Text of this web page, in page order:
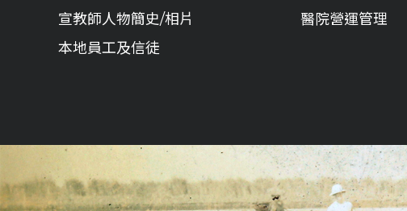
宣教師人物簡史/相片
本地員工及信徒
醫院營運管理